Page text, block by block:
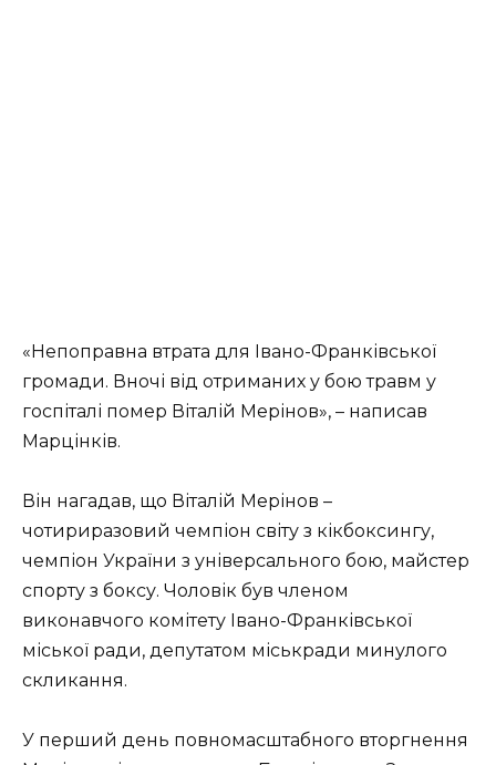
«Непоправна втрата для Івано-Франківської
громади. Вночі від отриманих у бою травм у
госпіталі помер Віталій Мерінов», – написав
Марцінків.
Він нагадав, що Віталій Мерінов –
чотириразовий чемпіон світу з кікбоксингу,
чемпіон України з універсального бою, майстер
спорту з боксу. Чоловік був членом
виконавчого комітету Івано-Франківської
міської ради, депутатом міськради минулого
скликання.
У перший день повномасштабного вторгнення